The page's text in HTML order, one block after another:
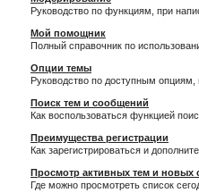
Руководство по функциям, при
Мой помощник
Полный справочник по
Опции темы
Руководство по доступным опциям,
Поиск тем и сообщений
Как воспользоваться функцией
Преимущества регистрации
Как зарегистрироваться и
Просмотр активных тем и новых
Где можно просмотреть список